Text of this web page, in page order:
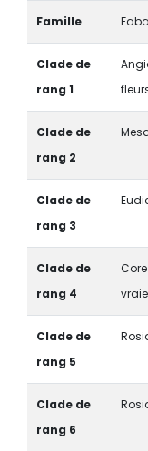
Famille
Clade de
rang 1
Clade de
rang 2
Clade de
rang 3
Clade de
rang 4
Clade de
rang 5
Clade de
rang 6